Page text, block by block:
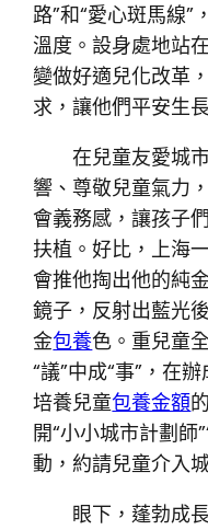
路”和“愛心斑馬線
溫度。設身處地站
變做好適兒化改革
求，讓他們平安生
在兒童友愛城
響、尊敬兒童氣力
會義務感，讓孩子
扶植。好比，上海
會推他掏出他的純
鏡子，反射出藍光
金包養色。重兒童
“議”中成“事”，在
培養兒童包養金額
開“小小城市計劃師
動，約請兒童介入
眼下，蓬勃成